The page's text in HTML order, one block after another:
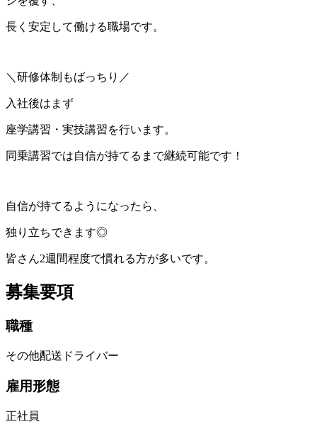
長く安定して働ける職場です。
＼研修体制もばっちり／
入社後はまず
座学講習・実技講習を行います。
同乗講習では自信が持てるまで継続可能です！
自信が持てるようになったら、
独り立ちできます◎
皆さん2週間程度で慣れる方が多いです。
募集要項
職種
その他配送ドライバー
雇用形態
正社員